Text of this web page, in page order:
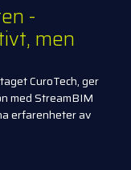
-
men
CuroTech, ger
med StreamBIM
erfarenheter av